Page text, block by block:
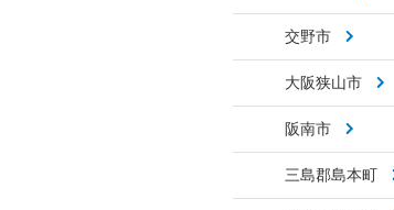
交野市
大阪狭山市
阪南市
三島郡島本町